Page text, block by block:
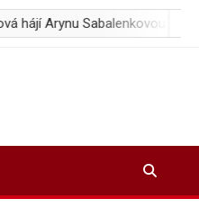
Zalužnyj: